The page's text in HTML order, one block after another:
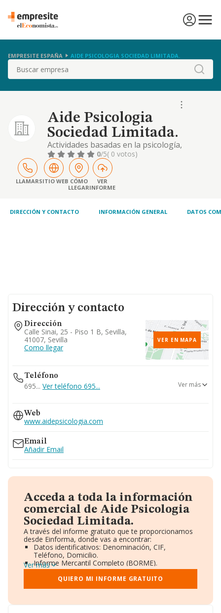
EMPRESITE ESPAÑA AIDE PSICOLOGIA SOCIEDAD LIMITADA.
Buscar
Aide Psicologia
Sociedad Limitada.
Actividades basadas en la psicología,
pedagogía, logopedia, impartición de cursos,
formación, psicología clínica y recursos
humanos
0/5( 0 votos)
LLAMARSITIO WEB CÓMO
LLEGAR
VER
INFORME
DIRECCIÓN Y CONTACTO INFORMACIÓN GENERAL DATOS
Dirección y contacto
Dirección
Calle Sinai, 25 - Piso 1 B, Sevilla,
41007, Sevilla
Como llegar
VER EN MAPA
Teléfono
695... Ver teléfono 695...
954572075
Ver más
Web
www.aidepsicologia.com
Email
Añadir Email
Acceda a toda la información
comercial de Aide Psicologia
Sociedad Limitada.
A través del informe gratuito que te proporcionamos
desde Einforma, donde vas a encontrar:
Datos identificativos: Denominación, CIF,
Teléfono, Domicilio.
Informe Mercantil Completo (BORME).
Gráficos de Evolución Ventas y Empleados.
Consejo de Administración y Administradores.
Directivos y Ejecutivos.
Ver más
QUIERO MI INFORME GRATUITO